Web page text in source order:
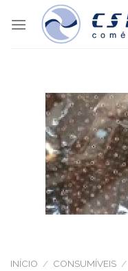
INÍCIO / CONSUMÍVEIS /